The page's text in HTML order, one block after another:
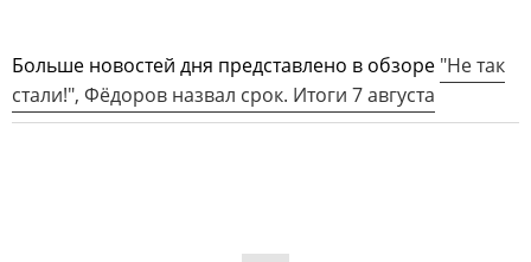
Больше новостей дня представлено в обзоре "Не так
стали!", Фёдоров назвал срок. Итоги 7 августа